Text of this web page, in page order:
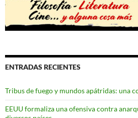
ENTRADAS RECIENTES
Tribus de fuego y mundos apátridas: una
EEUU formaliza una ofensiva contra